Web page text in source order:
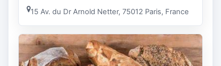
15 Av. du Dr Arnold Netter, 75012 Paris, France